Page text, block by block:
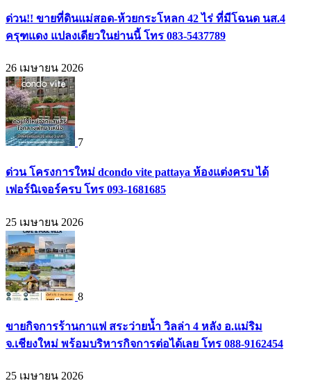
ด่วน!! ขายที่ดินแม่สอด-ห้วยกระโหลก 42 ไร่ ที่มีโฉนด นส.4
ครุฑแดง แปลงเดียวในย่านนี้ โทร 083-5437789
26 เมษายน 2026
7
ด่วน โครงการใหม่ dcondo vite pattaya ห้องแต่งครบ ได้
เฟอร์นิเจอร์ครบ โทร 093-1681685
25 เมษายน 2026
8
ขายกิจการร้านกาแฟ สระว่ายน้ำ วิลล่า 4 หลัง อ.แม่ริม
จ.เชียงใหม่ พร้อมบริหารกิจการต่อได้เลย โทร 088-9162454
25 เมษายน 2026